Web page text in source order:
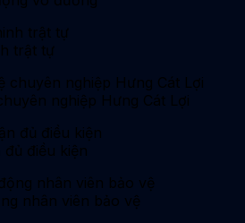
trật tự
nghiệp Hưng Cát Lợi
điều kiện
nhân viên bảo vệ